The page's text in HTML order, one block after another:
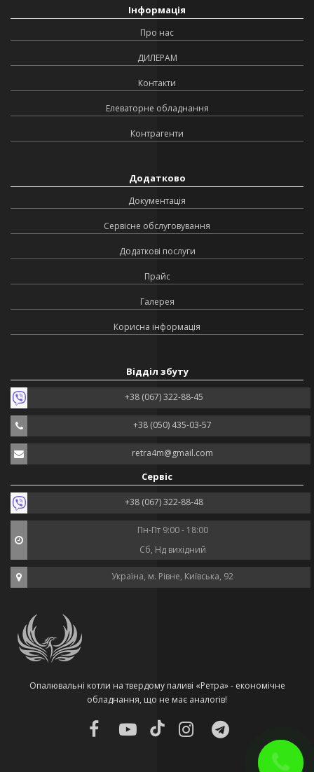
Інформація
Про нас
ДИЛЕРАМ
Контакти
Елеваторне обладнання
Контрагенти
Додатково
Документація
Сервісне обслуговування
Додаткові послуги
Прайс
Галерея
Корисна інформація
Відділ збуту
+38 (067) 322-88-45
+38 (050) 435-03-57
retra4m@gmail.com
Сервіс
+38 (067) 322-88-48
Пн-Пт 9:00 - 18:00
Сб, Нд вихідний
Україна, м. Рівне, Київська, 92
Опалювальні котли на твердому паливі «Ретра» - економічне
обладнання, що не має аналогів!